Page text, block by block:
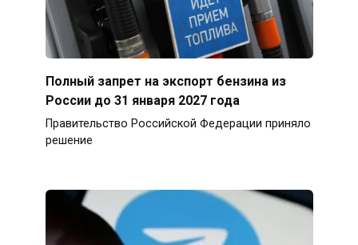
Полный запрет на экспорт бензина из
России до 31 января 2027 года
Правительство Российской Федерации приняло
решение